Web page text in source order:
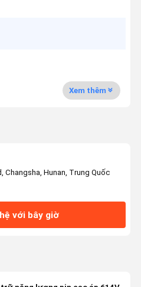
Xem thêm
Changsha, Hunan, Trung Quốc
với bây giờ